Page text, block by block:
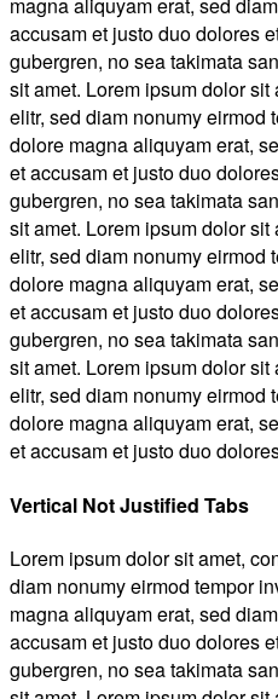
magna aliquyam erat, sed
accusam et justo duo dolores
gubergren, no sea takimata
sit amet. Lorem ipsum dolor
elitr, sed diam nonumy eirmod
dolore magna aliquyam erat,
et accusam et justo duo
gubergren, no sea takimata
sit amet. Lorem ipsum dolor
elitr, sed diam nonumy eirmod
dolore magna aliquyam erat,
et accusam et justo duo
gubergren, no sea takimata
sit amet. Lorem ipsum dolor
elitr, sed diam nonumy eirmod
dolore magna aliquyam erat,
et accusam et justo duo
Vertical Not Justified Tabs
Lorem ipsum dolor sit amet,
diam nonumy eirmod tempor
magna aliquyam erat, sed
accusam et justo duo dolores
gubergren, no sea takimata